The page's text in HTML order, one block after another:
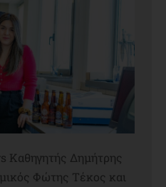
Καθηγητής Δημήτρης
Φώτης Τέκος και